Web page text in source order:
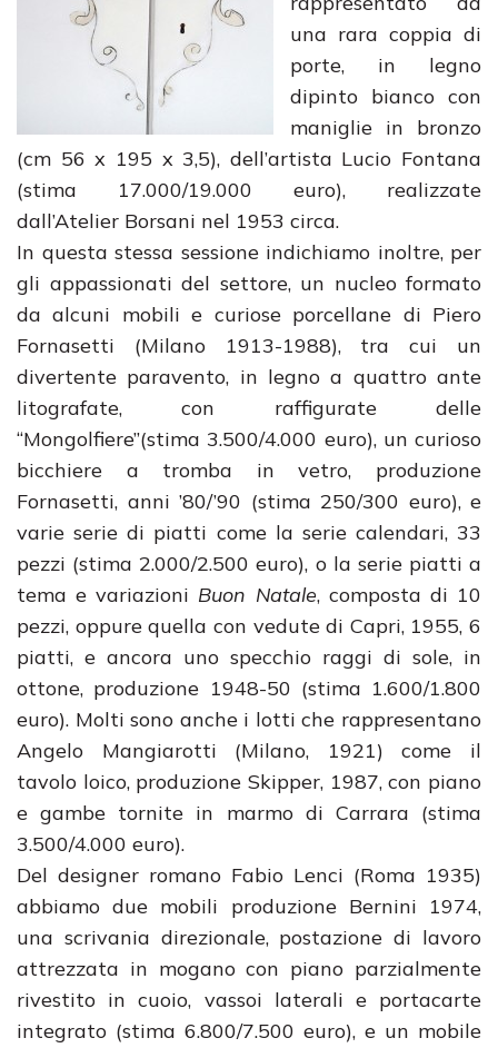
una rara coppia di
porte, in legno
dipinto bianco con
maniglie in bronzo
(cm 56 x 195 x 3,5), dell’artista Lucio Fontana
(stima 17.000/19.000 euro), realizzate
dall’Atelier Borsani nel 1953 circa.
In questa stessa sessione indichiamo inoltre, per
gli appassionati del settore, un nucleo formato
da alcuni mobili e curiose porcellane di Piero
Fornasetti (Milano 1913-1988), tra cui un
divertente paravento, in legno a quattro ante
litografate, con raffigurate delle
“Mongolfiere”(stima 3.500/4.000 euro), un curioso
bicchiere a tromba in vetro, produzione
Fornasetti, anni ’80/’90 (stima 250/300 euro), e
varie serie di piatti come la serie calendari, 33
pezzi (stima 2.000/2.500 euro), o la serie piatti a
tema e variazioni Buon Natale, composta di 10
pezzi, oppure quella con vedute di Capri, 1955, 6
piatti, e ancora uno specchio raggi di sole, in
ottone, produzione 1948-50 (stima 1.600/1.800
euro). Molti sono anche i lotti che rappresentano
Angelo Mangiarotti (Milano, 1921) come il
tavolo loico, produzione Skipper, 1987, con piano
e gambe tornite in marmo di Carrara (stima
3.500/4.000 euro).
Del designer romano Fabio Lenci (Roma 1935)
abbiamo due mobili produzione Bernini 1974,
una scrivania direzionale, postazione di lavoro
attrezzata in mogano con piano parzialmente
rivestito in cuoio, vassoi laterali e portacarte
integrato (stima 6.800/7.500 euro), e un mobile